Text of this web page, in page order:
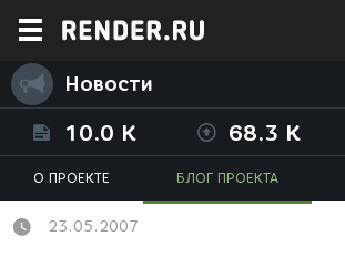
Новости
10.0 K 68.3 K
О ПРОЕКТЕ БЛОГ ПРОЕКТА
23.05.2007